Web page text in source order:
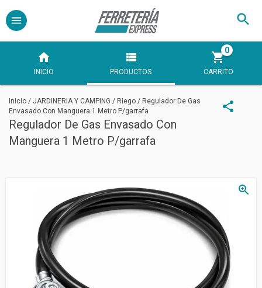
INICIO PRODUCTOS CARRITO
0
Inicio / JARDINERIA Y CAMPING / Riego / Regulador De Gas
Envasado Con Manguera 1 Metro P/garrafa
Regulador De Gas Envasado Con
Manguera 1 Metro P/garrafa